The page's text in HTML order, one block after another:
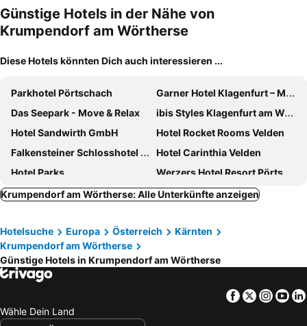
Günstige Hotels in der Nähe von
Krumpendorf am Wörtherse
Diese Hotels könnten Dich auch interessieren ...
Parkhotel Pörtschach
Garner Hotel Klagenfurt – Moser Verdino By Ihg
Das Seepark - Move & Relax
ibis Styles Klagenfurt am Woerthersee
Hotel Sandwirth GmbH
Hotel Rocket Rooms Velden
Falkensteiner Schlosshotel Velden – The Leading Hotels of the World
Hotel Carinthia Velden
Hotel Parks
Werzers Hotel Resort Pörtschach
Amoria Wörthersee, Adults Only & Self Check-in
ibis Woerthersee
B&B HOTEL Klagenfurt-City
Hotel Fuchs & Hase SELF CHECK IN
Hotel Kärntnerhof Velden
das Balance - Spa & Golf Hotel am Wörthersee
Seehotel Dr. Jilly
Vitalhotel Marienhof
Krumpendorf am Wörtherse: Alle Unterkünfte anzeigen
Hotelsuche Europa Österreich
Kärnten
Krumpendorf am Wörtherse
Günstige Hotels in Krumpendorf am Wörtherse
Facebook
Twitter
Wähle Dein Land